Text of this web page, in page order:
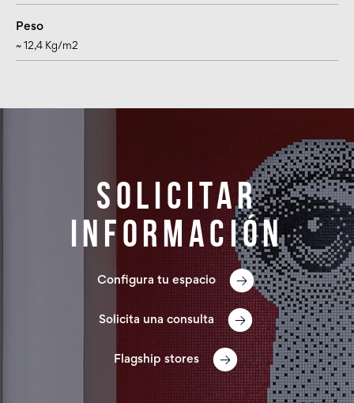
Peso
~ 12,4 Kg/m2
Solicitar
información
Configura tu espacio
Solicita una consulta
Flagship stores